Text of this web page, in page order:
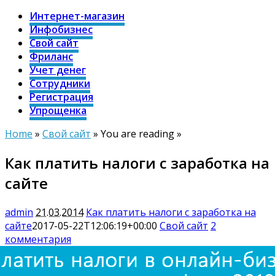
Интернет-магазин
Инфобизнес
Свой сайт
Фриланс
Учет денег
Сотрудники
Регистрация
Упрощенка
Home » Свой сайт » You are reading »
Как платить налоги с заработка на
сайте
admin 21.03.2014 Как платить налоги с заработка на
сайте2017-05-22T12:06:19+00:00 Свой сайт 2
комментария